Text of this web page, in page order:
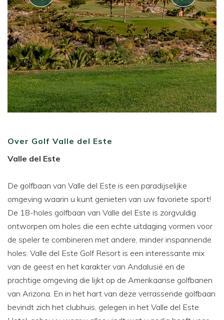
Over Golf Valle del Este
Valle del Este
De golfbaan van Valle del Este is een paradijselijke
omgeving waarin u kunt genieten van uw favoriete sport!
De 18-holes golfbaan van Valle del Este is zorgvuldig
ontworpen om holes die een echte uitdaging vormen voor
de speler te combineren met andere, minder inspannende
holes. Valle del Este Golf Resort is een interessante mix
van de geest en het karakter van Andalusië en de
prachtige omgeving die lijkt op de Amerikaanse golfbanen
van Arizona. En in het hart van deze verrassende golfbaan
bevindt zich het clubhuis, gelegen in het Valle del Este